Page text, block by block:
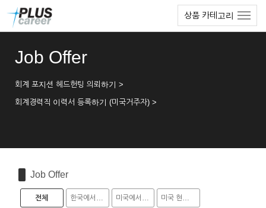
상품 카테고리
Job Offer
회계 포지션 헤드헌팅 의뢰하기 >
회계경력직 이력서 등록하기 (미국거주자) >
Job Offer
전체 한국에서 미국으로 미국에서 한국으로 미국 현지 채용